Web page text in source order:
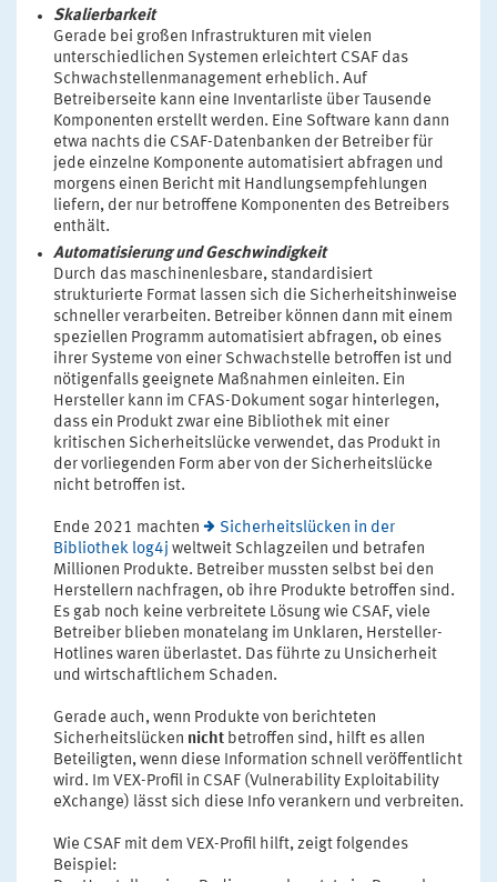
Skalierbarkeit
Gerade bei großen Infrastrukturen mit vielen
unterschiedlichen Systemen erleichtert CSAF das
Schwachstellenmanagement erheblich. Auf
Betreiberseite kann eine Inventarliste über Tausende
Komponenten erstellt werden. Eine Software kann dann
etwa nachts die CSAF-Datenbanken der Betreiber für
jede einzelne Komponente automatisiert abfragen und
morgens einen Bericht mit Handlungsempfehlungen
liefern, der nur betroffene Komponenten des Betreibers
enthält.
Automatisierung und Geschwindigkeit
Durch das maschinenlesbare, standardisiert
strukturierte Format lassen sich die Sicherheitshinweise
schneller verarbeiten. Betreiber können dann mit einem
speziellen Programm automatisiert abfragen, ob eines
ihrer Systeme von einer Schwachstelle betroffen ist und
nötigenfalls geeignete Maßnahmen einleiten. Ein
Hersteller kann im CFAS-Dokument sogar hinterlegen,
dass ein Produkt zwar eine Bibliothek mit einer
kritischen Sicherheitslücke verwendet, das Produkt in
der vorliegenden Form aber von der Sicherheitslücke
nicht betroffen ist.
Ende 2021 machten
Sicherheitslücken in der
Bibliothek log4j weltweit Schlagzeilen und betrafen
Millionen Produkte. Betreiber mussten selbst bei den
Herstellern nachfragen, ob ihre Produkte betroffen sind.
Es gab noch keine verbreitete Lösung wie CSAF, viele
Betreiber blieben monatelang im Unklaren, Hersteller-
Hotlines waren überlastet. Das führte zu Unsicherheit
und wirtschaftlichem Schaden.
Gerade auch, wenn Produkte von berichteten
Sicherheitslücken nichtbetroffen sind, hilft es allen
Beteiligten, wenn diese Information schnell veröffentlicht
wird. Im VEX-Profil in CSAF (Vulnerability Exploitability
eXchange) lässt sich diese Info verankern und verbreiten.
Wie CSAF mit dem VEX-Profil hilft, zeigt folgendes
Beispiel: